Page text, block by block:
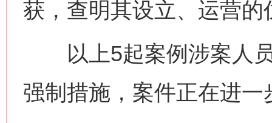
获，查明其设立、运营的
以上5起案例涉案人员
强制措施，案件正在进一